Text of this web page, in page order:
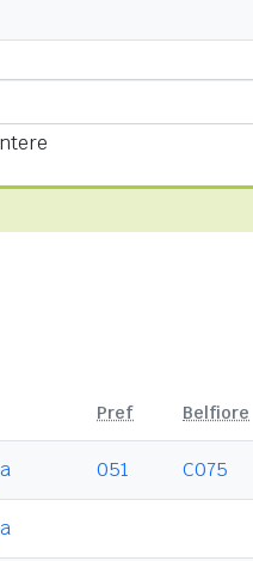
Pref Belfiore
051 C075